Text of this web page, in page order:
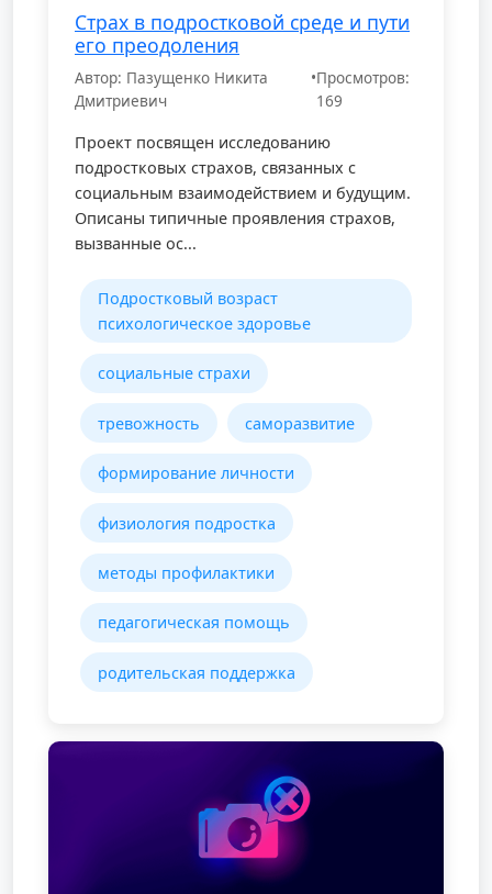
Страх в подростковой среде и пути
его преодоления
Автор: Пазущенко Никита
Дмитриевич
•Просмотров:
169
Проект посвящен исследованию
подростковых страхов, связанных с
социальным взаимодействием и будущим.
Описаны типичные проявления страхов,
вызванные ос...
Подростковый возраст
психологическое здоровье
социальные страхи
тревожность саморазвитие
формирование личности
физиология подростка
методы профилактики
педагогическая помощь
родительская поддержка